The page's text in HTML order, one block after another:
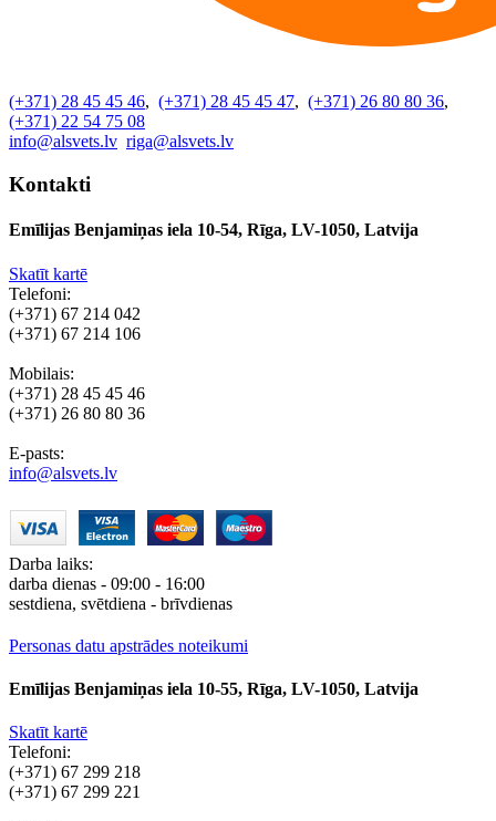
(+371) 28 45 45 46, (+371) 28 45 45 47, (+371) 26 80 80 36,
(+371) 22 54 75 08
info@alsvets.lv riga@alsvets.lv
Kontakti
Emīlijas Benjamiņas iela 10-54, Rīga, LV-1050, Latvija
Skatīt kartē
Telefoni:
(+371) 67 214 042
(+371) 67 214 106
Mobilais:
(+371) 28 45 45 46
(+371) 26 80 80 36
E-pasts:
info@alsvets.lv
Darba laiks:
darba dienas - 09:00 - 16:00
sestdiena, svētdiena - brīvdienas
Personas datu apstrādes noteikumi
Emīlijas Benjamiņas iela 10-55, Rīga, LV-1050, Latvija
Skatīt kartē
Telefoni:
(+371) 67 299 218
(+371) 67 299 221